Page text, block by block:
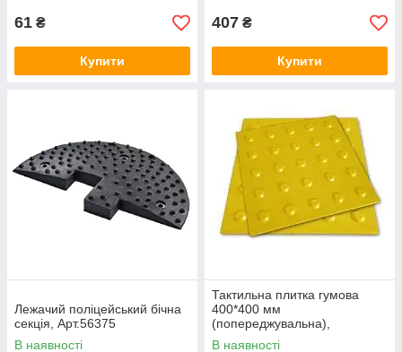
61 ₴
Купити
407 ₴
Купити
Лежачий поліцейський бічна
секція, Арт.56375
В наявності
Тактильна плитка гумова
400*400 мм
(попереджувальна),
Арт.56383
В наявності